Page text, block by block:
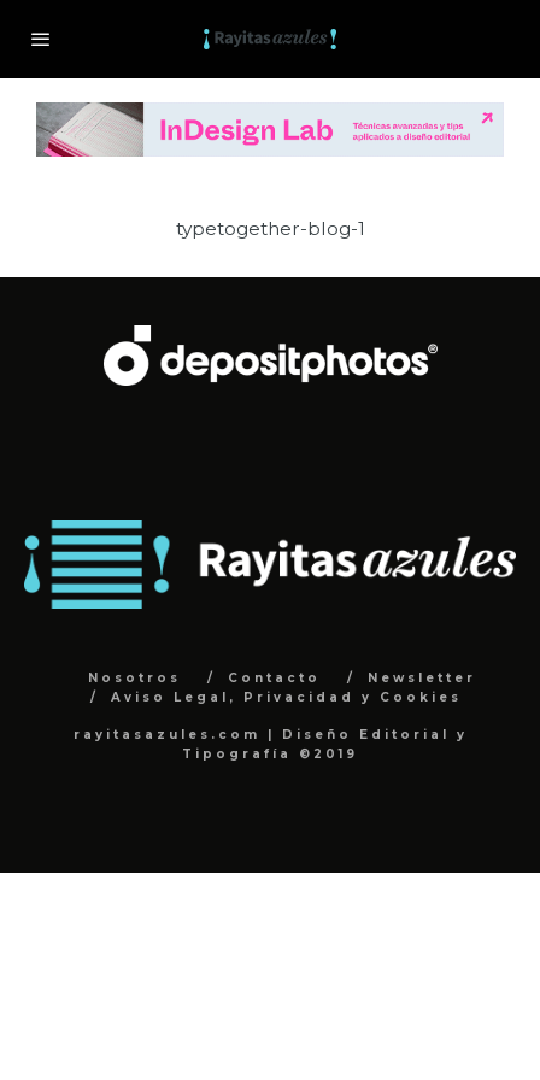
typetogether-blog-1
Nosotros Contacto
Newsletter
Aviso Legal, Privacidad y Cookies
rayitasazules.com | Diseño Editorial y
Tipografía ©2019